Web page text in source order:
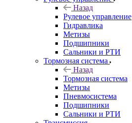
Назад
Рулевое управление
Гидравлика
Метизы
Подшипники
Сальники и РТИ
Тормозная система
Назад
Тормозная система
Метизы
Пневмосистема
Подшипники
Сальники и РТИ